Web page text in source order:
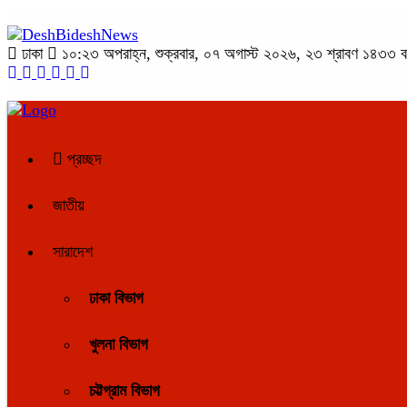
ঢাকা ১০:২৩ অপরাহ্ন, শুক্রবার, ০৭ অগাস্ট ২০২৬, ২৩ শ্রাবণ ১৪৩৩
প্রচ্ছদ
জাতীয়
সারাদেশ
ঢাকা বিভাগ
খুলনা বিভাগ
চট্টগ্রাম বিভাগ